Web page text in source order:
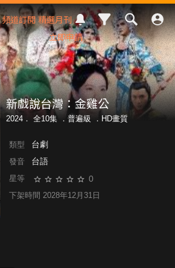
頻道訂閱
立即申請
精選月刊
新戲說台灣：金雞公
2024． 全10集 ． 普遍級 ．HD畫質
類型 台劇
發音 台語
星等 0
下架時間 2028年12月31日